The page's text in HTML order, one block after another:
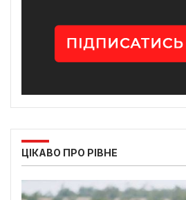
ЦІКАВО ПРО РІВНЕ